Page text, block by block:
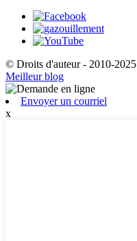
© Droits d'auteur - 2010-
Meilleur blog
Envoyer un courriel
x